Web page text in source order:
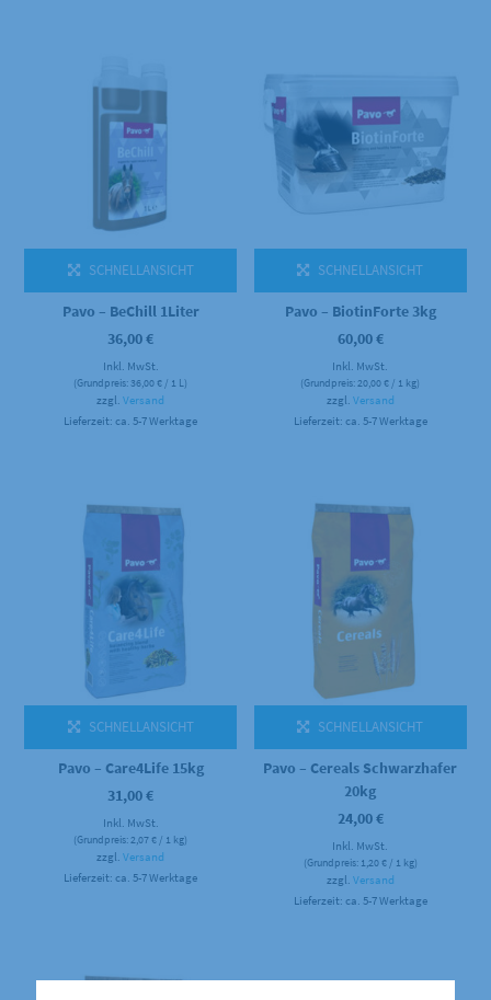
SCHNELLANSICHT
Pavo – BeChill 1Liter
36,00€
Inkl. MwSt.
(Grundpreis: 36,00 € / 1 L)
zzgl.Versand
Lieferzeit: ca. 5-7 Werktage
SCHNELLANSICHT
Pavo – BiotinForte 3kg
60,00€
Inkl. MwSt.
(Grundpreis: 20,00 € / 1 kg)
zzgl. Versand
Lieferzeit: ca. 5-7 Werktage
SCHNELLANSICHT
Pavo – Care4Life 15kg
31,00€
Inkl. MwSt.
(Grundpreis:2,07 € / 1 kg)
zzgl.Versand
Lieferzeit: ca. 5-7 Werktage
SCHNELLANSICHT
Pavo – Cereals Schwarzhafer
20kg
24,00€
Inkl. MwSt.
(Grundpreis: 1,20 €/ 1 kg)
zzgl. Versand
Lieferzeit: ca. 5-7 Werktage